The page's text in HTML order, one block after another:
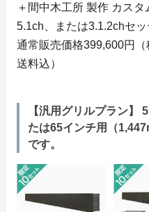
＋間中木工所 製作 カスタ
5.1ch、または3.1.2chセ
通常販売価格399,600円
送料込）
【汎用グリルプラン】
たは65インチ用（
です。